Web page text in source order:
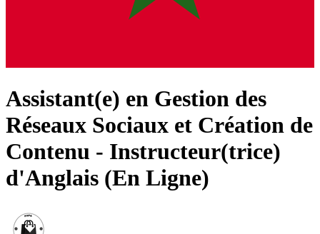
Assistant(e) en Gestion des
Réseaux Sociaux et Création de
Contenu - Instructeur(trice)
d'Anglais (En Ligne)